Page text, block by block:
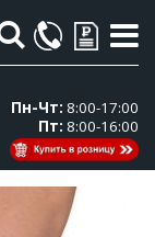
Поиск
Пн-Чт: 8:00-17:00
Пт: 8:00-16:00